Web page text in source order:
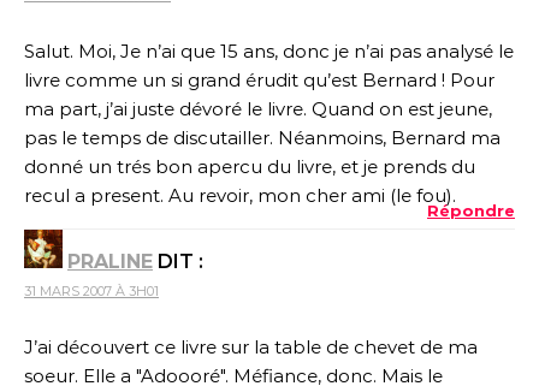
Salut. Moi, Je n’ai que 15 ans, donc je n’ai pas analysé le
livre comme un si grand érudit qu’est Bernard ! Pour
ma part, j’ai juste dévoré le livre. Quand on est jeune,
pas le temps de discutailler. Néanmoins, Bernard ma
donné un trés bon apercu du livre, et je prends du
recul a present. Au revoir, mon cher ami (le fou).
Répondre
PRALINE DIT :
31 MARS 2007 À 3H01
J’ai découvert ce livre sur la table de chevet de ma
soeur. Elle a "Adoooré". Méfiance, donc. Mais le